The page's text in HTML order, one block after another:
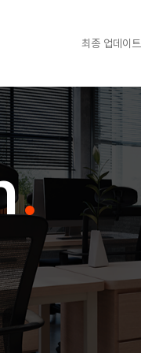
최종 업데이트
.